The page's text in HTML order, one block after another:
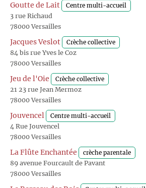
Goutte de Lait Centre multi-accueil
3 rue Richaud
78000 Versailles
Jacques Veslot Crèche collective
84 bis rue Yves le Coz
78000 Versailles
Jeu de l'Oie Crèche collective
21 23 rue Jean Mermoz
78000 Versailles
Jouvencel Centre multi-accueil
4 Rue Jouvencel
78000 Versailles
La Flûte Enchantée crèche parentale
89 avenue Fourcault de Pavant
78000 Versailles